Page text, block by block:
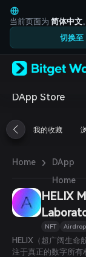
English
日本語
Tiếng Việt
Русский
Español
Türkçe
Français
简体中文
繁體中文
Bahasa Indonesia
हिन्दी
বাংলা
Español (Argentina)
当前页面为 简体中文
切换
DApp Store
我的收藏
Home ›
DApp
Home
HELIX
NFT Airdrop
HELIX（超广阔生命
注于真正的数字所